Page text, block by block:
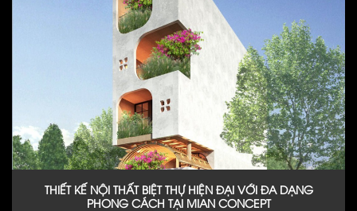
THIẾT KẾ NỘI THẤT BIỆT THỰ HIỆN ĐẠI VỚI ĐA DẠNG
PHONG CÁCH TẠI MIAN CONCEPT